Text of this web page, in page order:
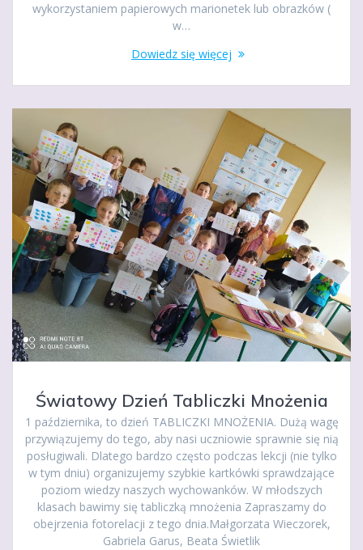
wykorzystaniem papierowych marionetek lub obrazków (
w…
Dowiedz się więcej
Światowy Dzień Tabliczki Mnożenia
1 października, to dzień TABLICZKI MNOŻENIA. Dużą wagę
przywiązujemy do tego, aby nasi uczniowie sprawnie się nią
posługiwali. Dlatego bardzo często podczas lekcji (nie tylko
w tym dniu) organizujemy szybkie kartkówki sprawdzające
poziom wiedzy naszych wychowanków. W młodszych
klasach bawimy się tabliczką mnożenia Zapraszamy do
obejrzenia fotorelacji z tego dnia.Małgorzata Wieczorek,
Gabriela Garus, Beata Świetlik